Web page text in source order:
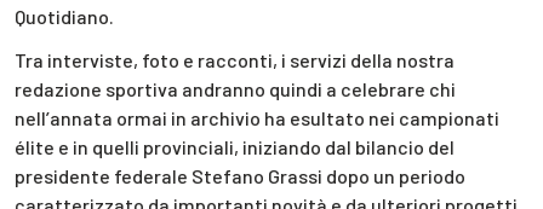
Quotidiano.
Tra interviste, foto e racconti, i servizi della nostra
redazione sportiva andranno quindi a celebrare chi
nell’annata ormai in archivio ha esultato nei campionati
élite e in quelli provinciali, iniziando dal bilancio del
presidente federale Stefano Grassi dopo un periodo